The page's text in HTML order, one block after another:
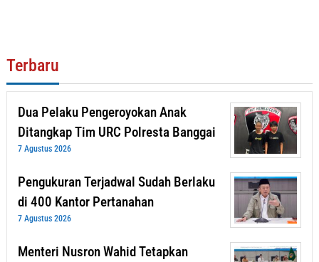
Terbaru
Dua Pelaku Pengeroyokan Anak
Ditangkap Tim URC Polresta Banggai
7 Agustus 2026
Pengukuran Terjadwal Sudah Berlaku
di 400 Kantor Pertanahan
7 Agustus 2026
Menteri Nusron Wahid Tetapkan